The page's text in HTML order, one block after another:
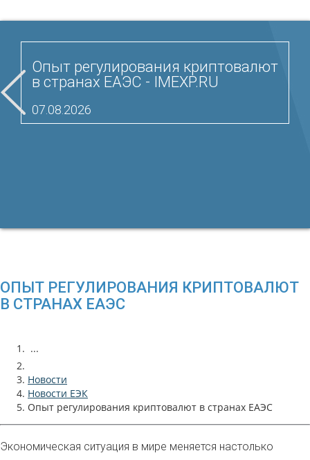
Опыт регулирования криптовалют
в странах ЕАЭС - IMEXP.RU
07.08.2026
ОПЫТ РЕГУЛИРОВАНИЯ КРИПТОВАЛЮТ
В СТРАНАХ ЕАЭС
...
Новости
Новости ЕЭК
Опыт регулирования криптовалют в странах ЕАЭС
Экономическая ситуация в мире меняется настолько